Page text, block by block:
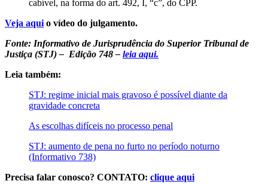
cabível, na forma do art. 492, I, “c”, do CPP.
Veja aqui o vídeo do julgamento.
Fonte: Informativo de Jurisprudência do Superior Tribunal de
Justiça (STJ) – Edição 748 – leia aqui.
Leia também:
STJ: regime inicial mais gravoso é possível diante da
gravidade concreta
As escolhas difíceis no processo penal
STJ: aumento de pena no furto no período noturno
(Informativo 738)
Precisa falar conosco? CONTATO: clique aqui